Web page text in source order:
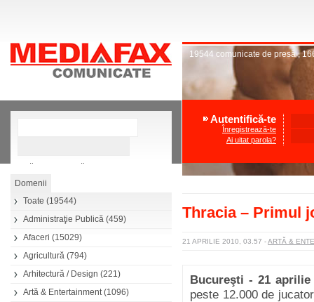
Căutare avansată
Toate (19544)
Administraţie Publică (459)
Afaceri (15029)
Agricultură (794)
Arhitectură / Design (221)
Artă & Entertainment(1096)
19544 comunicate de presă,
Autentifică-te
Înregistrează-te
Ai uitat parola?
Thracia – Primul
21 APRILIE 2010, 03.57 -ARTĂ &
Bucureşti - 21 aprilie
peste 12.000 de